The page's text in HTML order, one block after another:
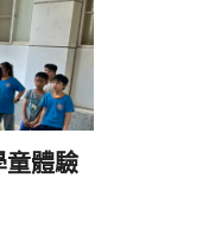
童體驗